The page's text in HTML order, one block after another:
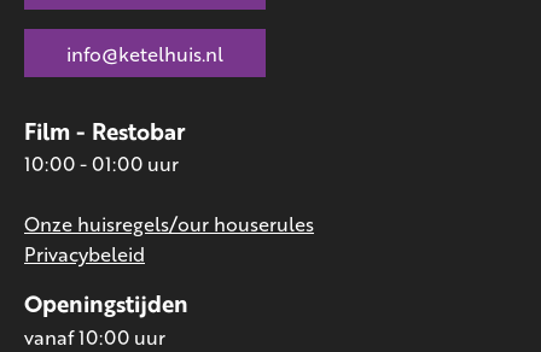
Openingstijden
vanaf 10:00 uur
Film - Restobar
10:00 - 01:00 uur
Onze huisregels/our houserules
Privacybeleid
info@ketelhuis.nl